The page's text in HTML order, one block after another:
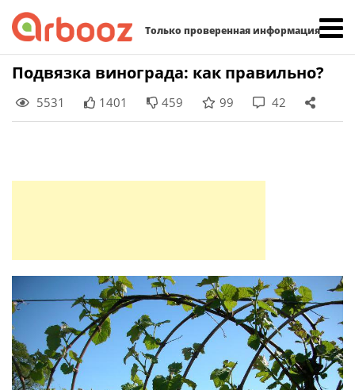
Только проверенная информация
Skip
content
Подвязка винограда: как правильно?
5531 1401 459 99 42
Найти: